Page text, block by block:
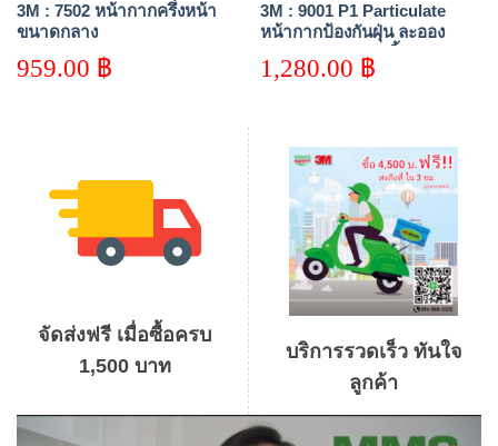
3M : 7502 หน้ากากครึ่งหน้า
ขนาดกลาง
959.00 ฿
3M : 9001 P1 Particulate
หน้ากากป้องกันฝุ่น ละออง
มาตรฐาน P1 (50 ชิ้น)
1,280.00 ฿
จัดส่งฟรี เมื่อซื้อครบ
1,500 บาท
บริการรวดเร็ว ทันใจ
ลูกค้า